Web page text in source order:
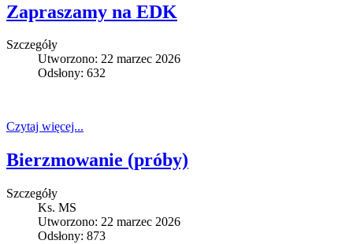
Zapraszamy na EDK
Szczegóły
Utworzono: 22 marzec 2026
Odsłony: 632
Czytaj więcej...
Bierzmowanie (próby)
Szczegóły
Ks. MS
Utworzono: 22 marzec 2026
Odsłony: 873